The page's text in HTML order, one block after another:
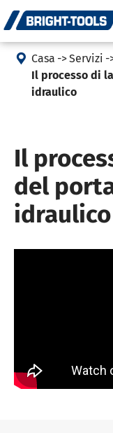
 Casa Servizi
Il processo di
idraulico
Il
del
idraulico